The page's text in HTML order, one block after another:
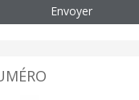
Envoyer